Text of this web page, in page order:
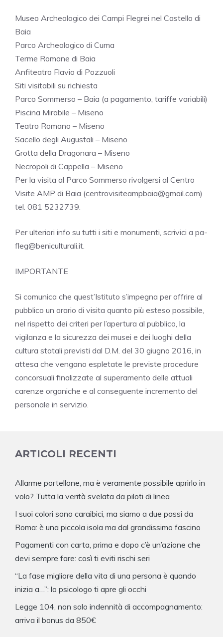
Museo Archeologico dei Campi Flegrei nel Castello di
Baia
Parco Archeologico di Cuma
Terme Romane di Baia
Anfiteatro Flavio di Pozzuoli
Siti visitabili su richiesta
Parco Sommerso – Baia (a pagamento, tariffe variabili)
Piscina Mirabile – Miseno
Teatro Romano – Miseno
Sacello degli Augustali – Miseno
Grotta della Dragonara – Miseno
Necropoli di Cappella – Miseno
Per la visita al Parco Sommerso rivolgersi al Centro
Visite AMP di Baia (centrovisiteampbaia@gmail.com)
tel. 081 5232739.
Per ulteriori info su tutti i siti e monumenti, scrivici a pa-
fleg@beniculturali.it.
IMPORTANTE
Si comunica che quest’Istituto s’impegna per offrire al
pubblico un orario di visita quanto più esteso possibile,
nel rispetto dei criteri per l’apertura al pubblico, la
vigilanza e la sicurezza dei musei e dei luoghi della
cultura statali previsti dal D.M. del 30 giugno 2016, in
attesa che vengano espletate le previste procedure
concorsuali finalizzate al superamento delle attuali
carenze organiche e al conseguente incremento del
personale in servizio.​
ARTICOLI RECENTI
Allarme portellone, ma è veramente possibile aprirlo in
volo? Tutta la verità svelata da piloti di linea
I suoi colori sono caraibici, ma siamo a due passi da
Roma: è una piccola isola ma dal grandissimo fascino
Pagamenti con carta, prima e dopo c’è un’azione che
devi sempre fare: così ti eviti rischi seri
“La fase migliore della vita di una persona è quando
inizia a…”: lo psicologo ti apre gli occhi
Legge 104, non solo indennità di accompagnamento:
arriva il bonus da 850€